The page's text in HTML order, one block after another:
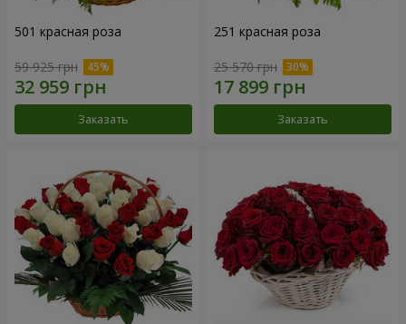
501 красная роза
59 925 грн
Заказать
251 красная роза
25 570 грн
Заказать